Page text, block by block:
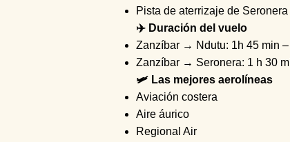
Pista de aterrizaje de
✈️ Duración del vuelo
Zanzíbar → Ndutu: 1h 45 min –
Zanzíbar → Seronera: 1 h 30
🛩 Las mejores aerolíneas
Aviación costera
Aire áurico
Regional Air